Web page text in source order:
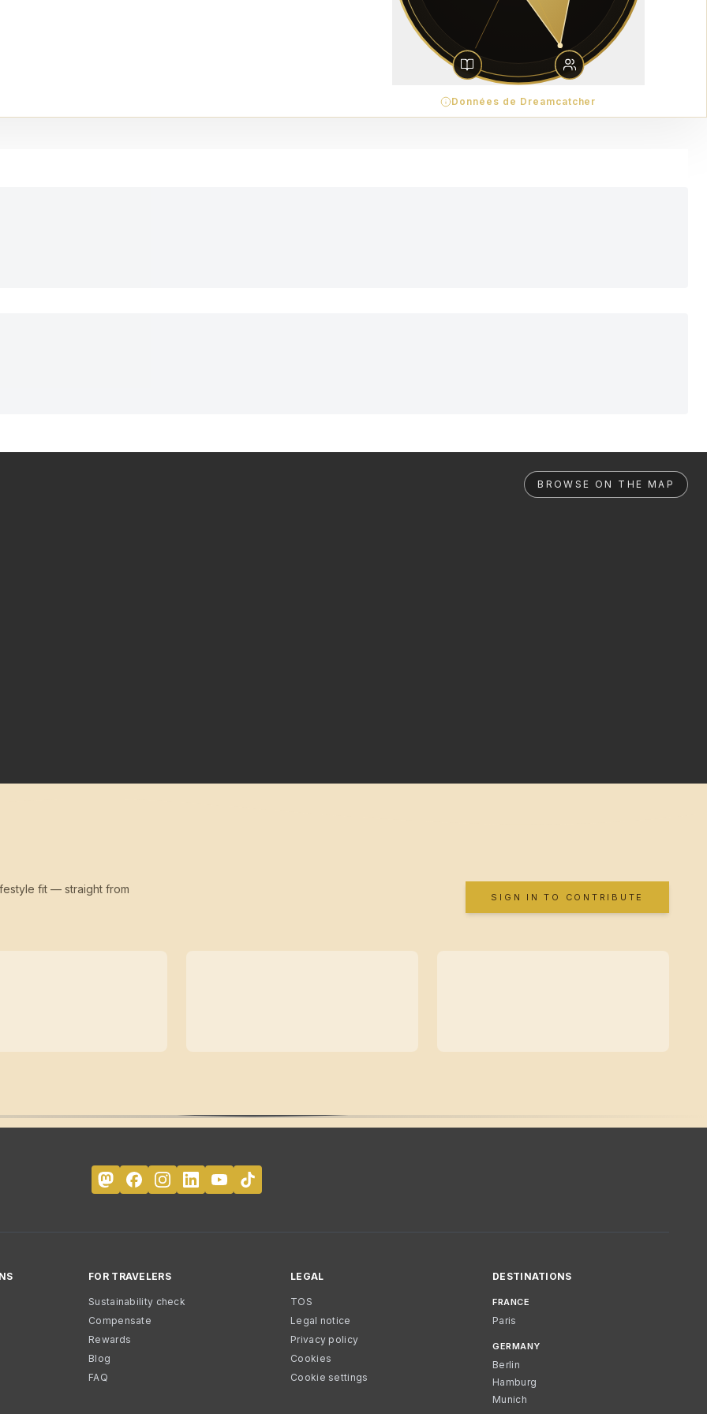
Données de Dreamcatcher
BROWSE ON THE MAP
fit — straight from
SIGN IN TO CONTRIBUTE
FOR TRAVELERS
Sustainability check
Compensate
Rewards
Blog
FAQ
LEGAL
TOS
Legal notice
Privacy policy
Cookies
Cookie settings
DESTINATIONS
FRANCE
Paris
GERMANY
Berlin
Hamburg
Munich